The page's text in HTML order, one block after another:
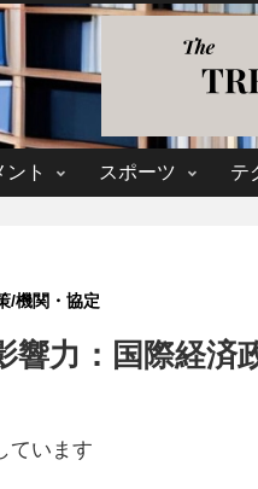
ト スポーツ テ
/機関・協定
響力：国際経済
ています